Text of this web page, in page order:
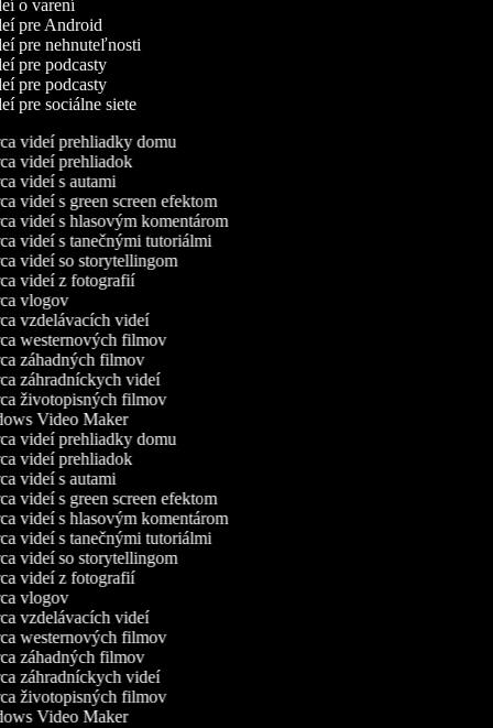
o varení
pre Android
pre nehnuteľnosti
pre podcasty
pre podcasty
pre sociálne siete
videí prehliadky domu
videí prehliadok
videí s autami
videí s green screen efektom
videí s hlasovým komentárom
videí s tanečnými tutoriálmi
videí so storytellingom
videí z fotografií
vlogov
vzdelávacích videí
westernových filmov
záhadných filmov
záhradníckych videí
životopisných filmov
Video Maker
videí prehliadky domu
videí prehliadok
videí s autami
videí s green screen efektom
videí s hlasovým komentárom
videí s tanečnými tutoriálmi
videí so storytellingom
videí z fotografií
vlogov
vzdelávacích videí
westernových filmov
záhadných filmov
záhradníckych videí
životopisných filmov
Video Maker